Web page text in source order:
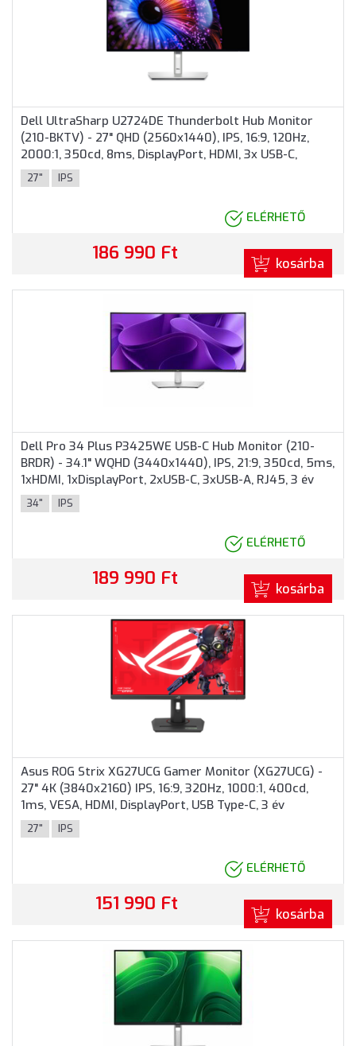
Dell UltraSharp U2724DE Thunderbolt Hub Monitor
(210-BKTV) - 27" QHD (2560x1440), IPS, 16:9, 120Hz,
2000:1, 350cd, 8ms, DisplayPort, HDMI, 3x USB-C,
Thunderbolt, 3 év garancia, Ezüst színben
27" IPS
ELÉRHETŐ
186 990 Ft kosárba
Dell Pro 34 Plus P3425WE USB-C Hub Monitor (210-
BRDR) - 34.1" WQHD (3440x1440), IPS, 21:9, 350cd, 5ms,
1xHDMI, 1xDisplayPort, 2xUSB-C, 3xUSB-A, RJ45, 3 év
garancia, Fekete-ezüst színben
34" IPS
ELÉRHETŐ
189 990 Ft kosárba
Asus ROG Strix XG27UCG Gamer Monitor (XG27UCG) -
27" 4K (3840x2160) IPS, 16:9, 320Hz, 1000:1, 400cd,
1ms, VESA, HDMI, DisplayPort, USB Type-C, 3 év
garancia, Fekete színben
27" IPS
ELÉRHETŐ
151 990 Ft kosárba